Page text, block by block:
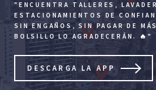
"ENCUENTRA TALLERES,
ESTACIONAMIENTOS DE
SIN ENGAÑOS, SIN PAGAR DE
BOLSILLO LO AGRADECERÁN. 🔥"
DESCARGA LA APP